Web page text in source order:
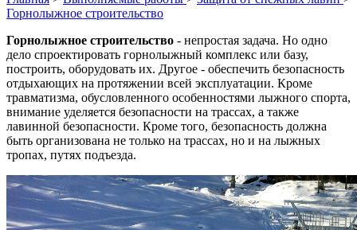
Горнолыжное строительство
Горнолыжное строительство - непростая задача. Но одно
дело спроектировать горнолыжный комплекс или базу,
построить, оборудовать их. Другое - обеспечить безопасность
отдыхающих на протяжении всей эксплуатации. Кроме
травматизма, обусловленного особенностями лыжного спорта,
внимание уделяется безопасности на трассах, а также
лавинной безопасности. Кроме того, безопасность должна
быть организована не только на трассах, но и на лыжных
тропах, путях подъезда.